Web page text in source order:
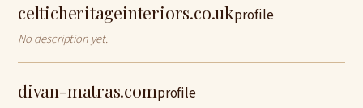
celticheritageinteriors.co.ukprofile
No description yet.
divan-matras.comprofile